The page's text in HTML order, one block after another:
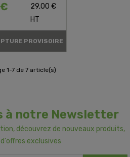
29,00 €
HT
PROVISOIRE
1-7 de 7 article(s)
à notre Newsletter
découvrez de nouveaux produits,
exclusives